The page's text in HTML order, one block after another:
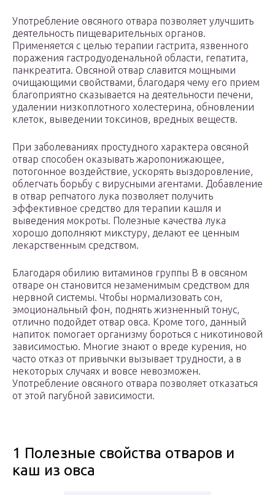
Употребление овсяного отвара позволяет улучшить
деятельность пищеварительных органов.
Применяется с целью терапии гастрита, язвенного
поражения гастродуоденальной области, гепатита,
панкреатита. Овсяной отвар славится мощными
очищающими свойствами, благодаря чему его прием
благоприятно сказывается на деятельности печени,
удалении низкоплотного холестерина, обновлении
клеток, выведении токсинов, вредных веществ.
При заболеваниях простудного характера овсяной
отвар способен оказывать жаропонижающее,
потогонное воздействие, ускорять выздоровление,
облегчать борьбу с вирусными агентами. Добавление
в отвар репчатого лука позволяет получить
эффективное средство для терапии кашля и
выведения мокроты. Полезные качества лука
хорошо дополняют микстуру, делают ее ценным
лекарственным средством.
Благодаря обилию витаминов группы В в овсяном
отваре он становится незаменимым средством для
нервной системы. Чтобы нормализовать сон,
эмоциональный фон, поднять жизненный тонус,
отлично подойдет отвар овса. Кроме того, данный
напиток помогает организму бороться с никотиновой
зависимостью. Многие знают о вреде курения, но
часто отказ от привычки вызывает трудности, а в
некоторых случаях и вовсе невозможен.
Употребление овсяного отвара позволяет отказаться
от этой пагубной зависимости.
1 Полезные свойства отваров и
каш из овса